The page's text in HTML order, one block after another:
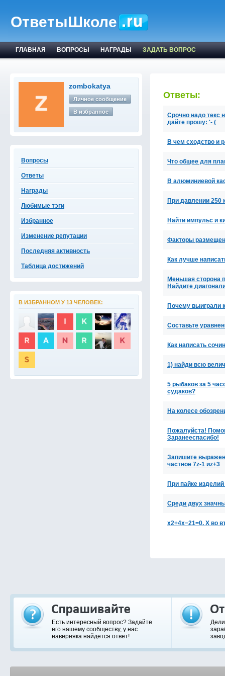
ОтветыШколе
ГЛАВНАЯ ВОПРОСЫ НАГРАДЫ ЗАДАТЬ ВОПРОС
zombokatya
Личное сообщение
В избранное
Вопросы
Ответы
Награды
Любимые тэги
Избранное
Изменение репутации
Последняя активность
Таблица достижений
В ИЗБРАННОМ У 13 ЧЕЛОВЕК:
Ответы:
Срочно надо текс
дайте прошу: '- (
В чем сходство и
Что общее для
В алюминиевой
При давлении 250
Найти импульс и
Факторы
Как лучше
Меньшая сторона
Найдите
Почему выиграли
Составьте
Как написать
1) найди всю
5 рыбаков за 5
судаков?
На колесе
Пожалуйста!
Заранееспасибо!
Запишите
частное 7z-1 иz+3
При пайке
Среди двух
x2+4x−21=0. Х во
Есть интересный вопрос? Задайте
его нашему сообществу, у нас
наверняка найдется ответ!